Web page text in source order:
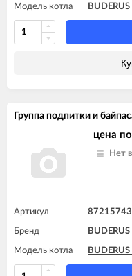
Модель котла
Группа подпитки и
цена
Нет
Артикул
Бренд BUDERUS
Модель котла